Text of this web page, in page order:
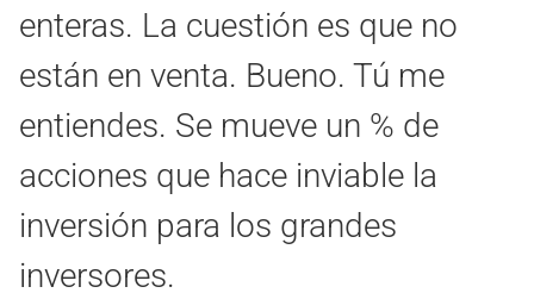
enteras. La cuestión es que no
están en venta. Bueno. Tú me
entiendes. Se mueve un % de
acciones que hace inviable la
inversión para los grandes
inversores.